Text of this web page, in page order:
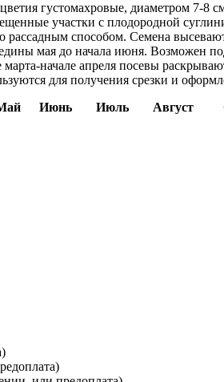
густомахровые, диаметром 7-8
участки с плодородной
способом. Семена
мая до начала июня. Возможен
начале апреля посевы
для получения срезки и
Июнь Июль Август